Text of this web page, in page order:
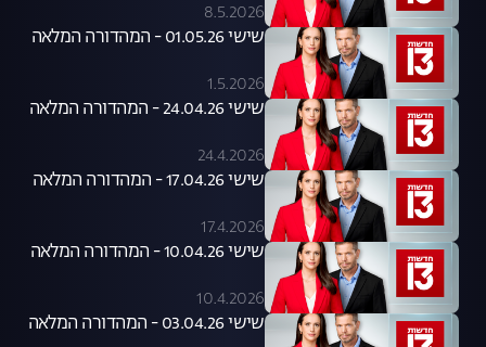
8.5.2026
שישי 01.05.26 - המהדורה המלאה
1.5.2026
שישי 24.04.26 - המהדורה המלאה
24.4.2026
שישי 17.04.26 - המהדורה המלאה
17.4.2026
שישי 10.04.26 - המהדורה המלאה
10.4.2026
שישי 03.04.26 - המהדורה המלאה